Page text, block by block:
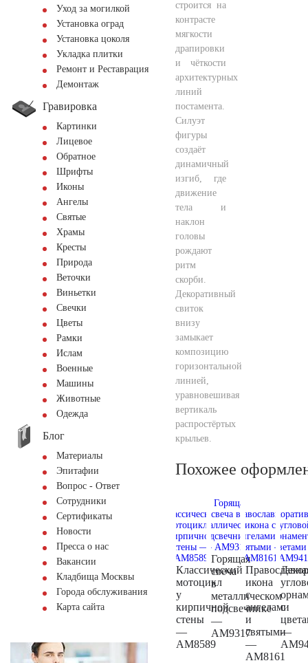
Уход за могилкой
Установка оград
Установка цоколя
Укладка плитки
Ремонт и Реставрация
Демонтаж
Гравировка
Картинки
Лицевое
Обратное
Шрифты
Иконы
Ангелы
Святые
Храмы
Кресты
Природа
Веточки
Виньетки
Свечки
Цветы
Рамки
Ислам
Военные
Машины
Животные
Одежда
Блог
Материалы
Эпитафии
Вопрос - Ответ
Сотрудники
Сертификаты
Новости
Пресса о нас
Вакансии
Кладбища Москвы
Города обслуживания
Карта сайта
строится на
контрасте
мягкости
драпировки
и чёткости
архитектурных
линий
постамента.
Силуэт
фигуры
создаёт
динамичный
изгиб, где
движение
тела и
наклон
головы
рождают
ритм
скорби.
Декоративный
свиток
внизу
замыкает
композицию
горизонтальной
линией,
уравновешивая
вертикаль
распростёртых
крыльев.
Похожее
Классический
мотоцикл
у
кирпичной
стены
—
AM8589
Горящая
свеча
в
металлическом
подсвечнике
—
AM9317
икона
с
ангелами
и
святыми
—
AM8161
с
—